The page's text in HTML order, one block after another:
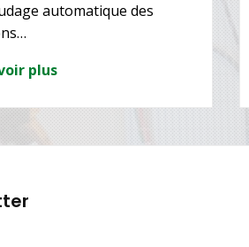
automatique des
plus